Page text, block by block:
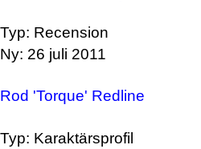
Typ: Recension
Ny: 26 juli 2011
Rod 'Torque' Redline
Typ: Karaktärsprofil